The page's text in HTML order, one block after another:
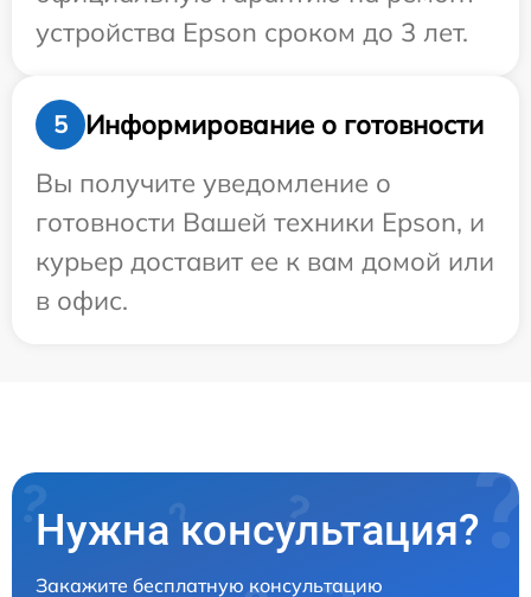
устройства Epson сроком до 3 лет.
5
Информирование о готовности
Вы получите уведомление о
готовности Вашей техники Epson, и
курьер доставит ее к вам домой или
в офис.
Нужна консультация?
Закажите бесплатную консультацию